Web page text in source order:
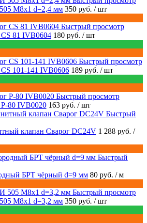
М8х1 d=2,4 мм 350 руб. / шт
Быстрый просмотр
81 IVB0604 180 руб. / шт
Быстрый просмотр
101-141 IVB0606 189 руб. / шт
Быстрый просмотр
80 IVB0020 163 руб. / шт
Быстрый
клапан Сварог DC24V 1 288 руб. /
Быстрый
БРТ чёрный d=9 мм 80 руб. / м
Быстрый просмотр
М8х1 d=3,2 мм 350 руб. / шт